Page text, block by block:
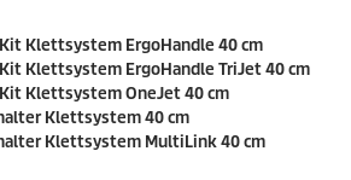
Klettsystem ErgoHandle 40 cm
Klettsystem ErgoHandle TriJet 40 cm
Klettsystem OneJet 40 cm
Klettsystem 40 cm
Klettsystem MultiLink 40 cm